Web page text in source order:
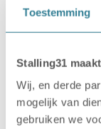
Toestemming
Stalling31
Wij, en derde
mogelijk van
gebruiken we